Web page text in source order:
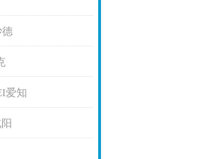
德
爱知